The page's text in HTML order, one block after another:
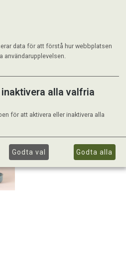
data för att förstå hur webbplatsen
användarupplevelsen.
alla valfria
för att aktivera eller inaktivera alla
Godta val Godta alla